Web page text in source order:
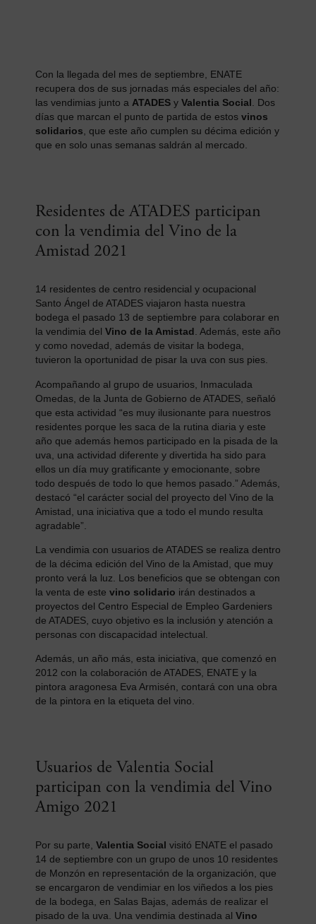
Con la llegada del mes de septiembre, ENATE
recupera dos de sus jornadas más especiales del año:
las vendimias junto a ATADES y Valentia Social. Dos
días que marcan el punto de partida de estos vinos
solidarios, que este año cumplen su décima edición y
que en solo unas semanas saldrán al mercado.
Residentes de ATADES participan
con la vendimia del Vino de la
Amistad 2021
14 residentes de centro residencial y ocupacional
Santo Ángel de ATADES viajaron hasta nuestra
bodega el pasado 13 de septiembre para colaborar en
la vendimia del Vino de la Amistad. Además, este año
y como novedad, además de visitar la bodega,
tuvieron la oportunidad de pisar la uva con sus pies.
Acompañando al grupo de usuarios, Inmaculada
Omedas, de la Junta de Gobierno de ATADES, señaló
que esta actividad “es muy ilusionante para nuestros
residentes porque les saca de la rutina diaria y este
año que además hemos participado en la pisada de la
uva, una actividad diferente y divertida ha sido para
ellos un día muy gratificante y emocionante, sobre
todo después de todo lo que hemos pasado.” Además,
destacó “el carácter social del proyecto del Vino de la
Amistad, una iniciativa que a todo el mundo resulta
agradable”.
La vendimia con usuarios de ATADES se realiza dentro
de la décima edición del Vino de la Amistad, que muy
pronto verá la luz. Los beneficios que se obtengan con
la venta de este vino solidario irán destinados a
proyectos del Centro Especial de Empleo Gardeniers
de ATADES, cuyo objetivo es la inclusión y atención a
personas con discapacidad intelectual.
Además, un año más, esta iniciativa, que comenzó en
2012 con la colaboración de ATADES, ENATE y la
pintora aragonesa Eva Armisén, contará con una obra
de la pintora en la etiqueta del vino.
Usuarios de Valentia Social
participan con la vendimia del Vino
Amigo 2021
Por su parte, Valentia Social visitó ENATE el pasado
14 de septiembre con un grupo de unos 10 residentes
de Monzón en representación de la organización, que
se encargaron de vendimiar en los viñedos a los pies
de la bodega, en Salas Bajas, además de realizar el
pisado de la uva. Una vendimia destinada al Vino